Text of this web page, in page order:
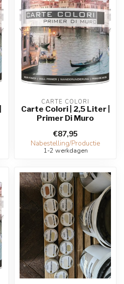
CARTE COLORI
Carte Colori | 2,5 Liter |
Primer Di Muro
€87,95
Nabestelling/Productie
1-2 werkdagen